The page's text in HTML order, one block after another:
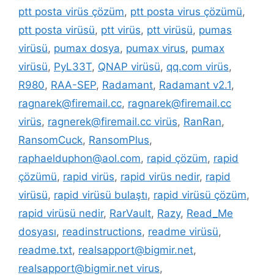
ptt posta virüs çözüm, ptt posta virus çözümü,
ptt posta virüsü, ptt virüs, ptt virüsü, pumas
virüsü, pumax dosya, pumax virus, pumax
virüsü, PyL33T, QNAP virüsü, qq.com virüs,
R980, RAA-SEP, Radamant, Radamant v2.1,
ragnarek@firemail.cc, ragnarek@firemail.cc
virüs, ragnerek@firemail.cc virüs, RanRan,
RansomCuck, RansomPlus,
raphaelduphon@aol.com, rapid çözüm, rapid
çözümü, rapid virüs, rapid virüs nedir, rapid
virüsü, rapid virüsü bulaştı, rapid virüsü çözüm,
rapid virüsü nedir, RarVault, Razy, Read_Me
dosyası, readinstructions, readme virüsü,
readme.txt, realsapport@bigmir.net,
realsapport@bigmir.net virus,